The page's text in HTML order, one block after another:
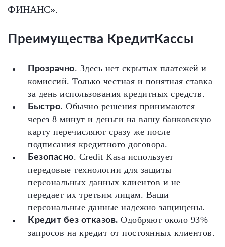
ФИНАНС».
Преимущества КредитКассы
Прозрачно. Здесь нет скрытых платежей и
комиссий. Только честная и понятная ставка
за день использования кредитных средств.
Быстро. Обычно решения принимаются
через 8 минут и деньги на вашу банковскую
карту перечисляют сразу же после
подписания кредитного договора.
Безопасно. Credit Kasa использует
передовые технологии для защиты
персональных данных клиентов и не
передает их третьим лицам. Ваши
персональные данные надежно защищены.
Кредит без отказов. Одобряют около 93%
запросов на кредит от постоянных клиентов.